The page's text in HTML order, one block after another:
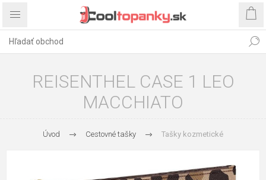
REISENTHEL CASE 1 LEO
MACCHIATO
Úvod Cestovné tašky Tašky kozmetické